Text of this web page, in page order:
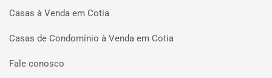
Casas à Venda em Cotia
Casas de Condomínio à Venda em Cotia
Fale conosco